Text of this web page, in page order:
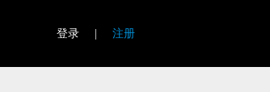
登录 注册